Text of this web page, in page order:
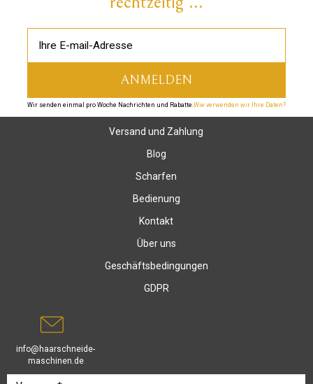
Wir senden einmal pro Woche Nachrichten und Rabatte.Wie verwenden wir Ihre Daten?
Versand und Zahlung
Blog
Scharfen
Bedienung
Kontakt
Über uns
Geschäftsbedingungen
GDPR
info@haarschneide-
maschinen.de